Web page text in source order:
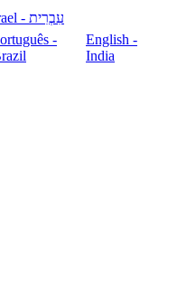
עִבְרִית - Israel
-
English -
India